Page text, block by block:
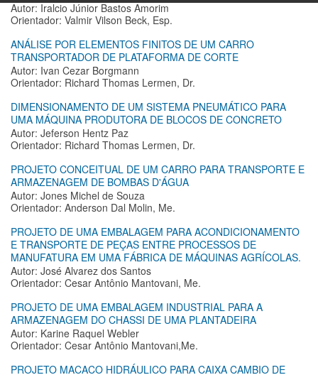
Autor: Iralcio Júnior Bastos Amorim
Orientador: Valmir Vilson Beck, Esp.
ANÁLISE POR ELEMENTOS FINITOS DE UM CARRO
TRANSPORTADOR DE PLATAFORMA DE CORTE
Autor: Ivan Cezar Borgmann
Orientador: Richard Thomas Lermen, Dr.
DIMENSIONAMENTO DE UM SISTEMA PNEUMÁTICO PARA
UMA MÁQUINA PRODUTORA DE BLOCOS DE CONCRETO
Autor: Jeferson Hentz Paz
Orientador: Richard Thomas Lermen, Dr.
PROJETO CONCEITUAL DE UM CARRO PARA TRANSPORTE E
ARMAZENAGEM DE BOMBAS D'ÁGUA
Autor: Jones Michel de Souza
Orientador: Anderson Dal Molin, Me.
PROJETO DE UMA EMBALAGEM PARA ACONDICIONAMENTO
E TRANSPORTE DE PEÇAS ENTRE PROCESSOS DE
MANUFATURA EM UMA FÁBRICA DE MÁQUINAS AGRÍCOLAS.
Autor: José Alvarez dos Santos
Orientador: Cesar Antônio Mantovani, Me.
PROJETO DE UMA EMBALAGEM INDUSTRIAL PARA A
ARMAZENAGEM DO CHASSI DE UMA PLANTADEIRA
Autor: Karine Raquel Webler
Orientador: Cesar Antônio Mantovani,Me.
PROJETO MACACO HIDRÁULICO PARA CAIXA CAMBIO DE